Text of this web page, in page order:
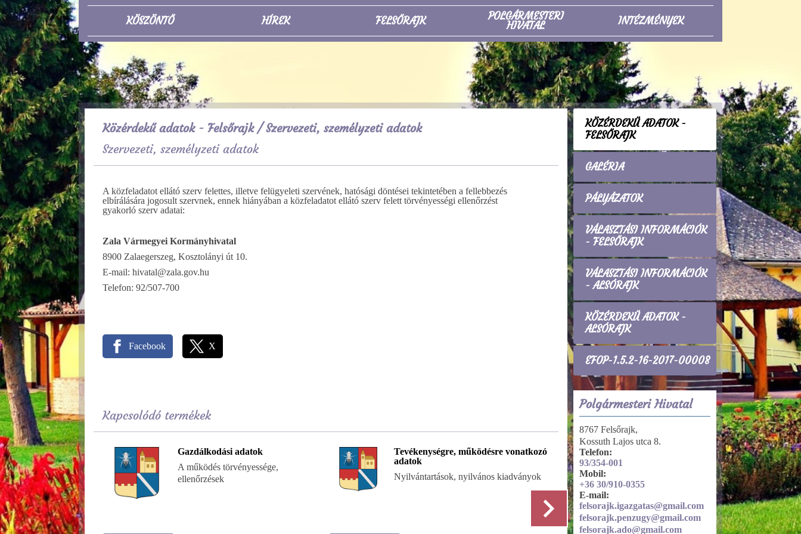
KÖSZÖNTŐ HÍREK FELSŐRAJK POLGÁRMESTERI
HIVATAL INTÉZMÉNYEK
Közérdekű adatok - Felsőrajk/ Szervezeti, személyzeti adatok
Szervezeti, személyzeti adatok
A közfeladatot ellátó szerv felettes, illetve felügyeleti szervének, hatósági döntései tekintetében a fellebbezés
elbírálására jogosult szervnek, ennek hiányában a közfeladatot ellátó szerv felett törvényességi ellenőrzést
gyakorló szerv adatai:
Zala Vármegyei Kormányhivatal
8900 Zalaegerszeg, Kosztolányi út 10.
E-mail: hivatal@zala.gov.hu
Telefon: 92/507-700
Facebook X
Kapcsolódó termékek
Gazdálkodási adatok
A működés törvényessége,
ellenőrzések
Tevékenységre, működésre vonatkozó
adatok
Nyilvántartások, nyilvános kiadványok
Gazdálkodási adatok
Költségvetések, beszámolók
KÖZÉRDEKŰ ADATOK -
FELSŐRAJK
GALÉRIA
PÁLYÁZATOK
VÁLASZTÁSI INFORMÁCIÓK
- FELSŐRAJK
VÁLASZTÁSI INFORMÁCIÓK
- ALSÓRAJK
KÖZÉRDEKŰ ADATOK -
ALSÓRAJK
EFOP-1.5.2-16-2017-00008
Polgármesteri Hivatal
8767 Felsőrajk,
Kossuth Lajos utca 8.
Telefon:
93/354-001
Mobil:
+36 30/910-0355
E-mail:
felsorajk.igazgatas@gmail.com
felsorajk.penzugy@gmail.com
felsorajk.ado@gmail.com